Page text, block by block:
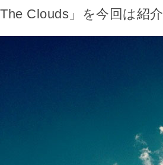
The Clouds」を今回は紹